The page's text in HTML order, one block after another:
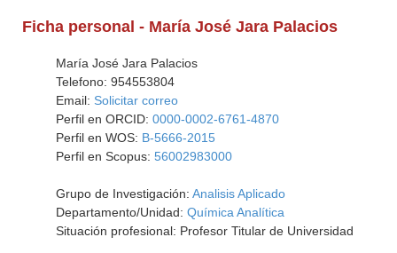
Ficha personal - María José Jara Palacios
María José Jara Palacios
Telefono: 954553804
Email: Solicitar correo
Perfil en ORCID: 0000-0002-6761-4870
Perfil en WOS: B-5666-2015
Perfil en Scopus: 56002983000
Grupo de Investigación: Analisis Aplicado
Departamento/Unidad: Química Analítica
Situación profesional: Profesor Titular de Universidad